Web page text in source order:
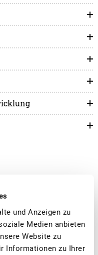
und Anzeigen zu
Medien anbieten
Website zu
Informationen zu Ihrer